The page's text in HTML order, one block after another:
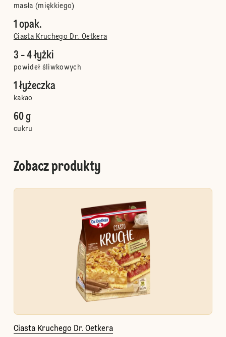
masła (miękkiego)
1 opak.
Ciasta Kruchego Dr. Oetkera
3 - 4 łyżki
powideł śliwkowych
1 łyżeczka
kakao
60 g
cukru
Zobacz produkty
Ciasta Kruchego Dr. Oetkera